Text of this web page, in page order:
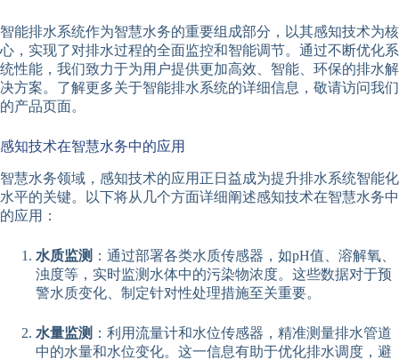
智能排水系统作为智慧水务的重要组成部分，以其感知技术为核
心，实现了对排水过程的全面监控和智能调节。通过不断优化系
统性能，我们致力于为用户提供更加高效、智能、环保的排水解
决方案。了解更多关于智能排水系统的详细信息，敬请访问我们
的产品页面。
感知技术在智慧水务中的应用
智慧水务领域，感知技术的应用正日益成为提升排水系统智能化
水平的关键。以下将从几个方面详细阐述感知技术在智慧水务中
的应用：
水质监测 ：通过部署各类水质传感器，如pH值、溶解氧、
浊度等，实时监测水体中的污染物浓度。这些数据对于预
警水质变化、制定针对性处理措施至关重要。
水量监测 ：利用流量计和水位传感器，精准测量排水管道
中的水量和水位变化。这一信息有助于优化排水调度，避